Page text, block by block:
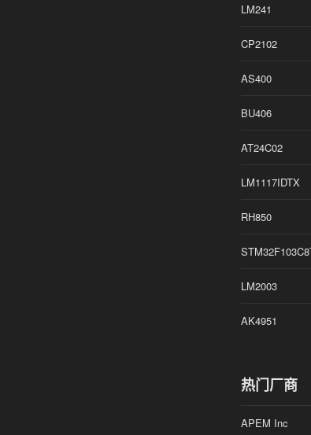
LM241
CP2102
AS400
BU406
AT24C02
LM1117IDTX
RH850
LM2003
AK4951
热门厂商
APEM Inc